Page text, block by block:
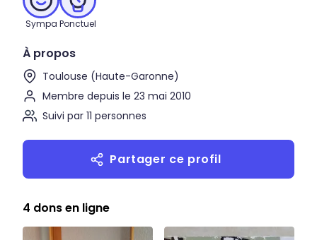
Sympa Ponctuel
À propos
Toulouse (Haute-Garonne)
Membre depuis le 23 mai 2010
Suivi par 11 personnes
Partager ce profil
4 dons en ligne